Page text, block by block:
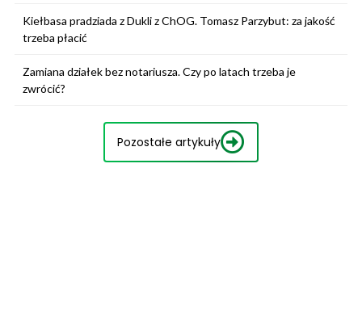
Kiełbasa pradziada z Dukli z ChOG. Tomasz Parzybut: za jakość
trzeba płacić
Zamiana działek bez notariusza. Czy po latach trzeba je
zwrócić?
Pozostałe artykuły